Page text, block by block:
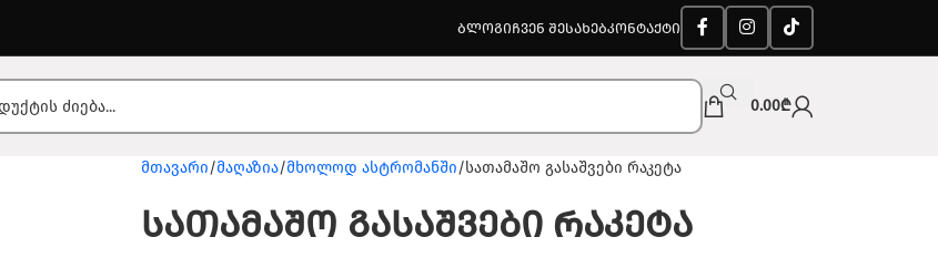
ᲑᲚᲝᲒᲘᲩᲕᲔᲜ ᲨᲔᲡᲐᲮᲔᲑᲙᲝᲜᲢᲐᲥᲢᲘ
0.00₾
მთავარი მაღაზია მხოლოდ ასტრომანში სათამაშო გასაშვები რაკეტა
სათამაშო გასაშვები რაკეტა